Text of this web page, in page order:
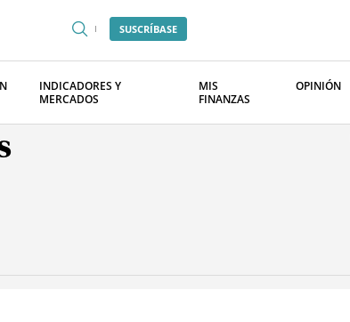
SUSCRÍBASE
INDICADORES Y
MERCADOS
MIS
FINANZAS
OPINIÓN